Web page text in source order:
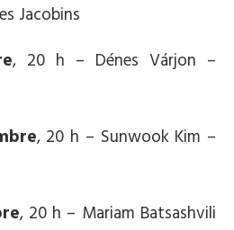
Jacobins
, 20 h – Dénes Várjon –
, 20 h – Sunwook Kim –
, 20 h – Mariam Batsashvili